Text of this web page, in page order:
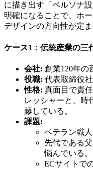
に描き出す「ペルソナ
明確になることで、ホ
デザインの方向性が定ま
ケース1：伝統産業の三
会社: 創業120年の
役職: 代表取締役
性格: 真面目で責
レッシャーと、時
藤している。
課題:
ベテラン職
先代である
悩んでいる。
ECサイトで